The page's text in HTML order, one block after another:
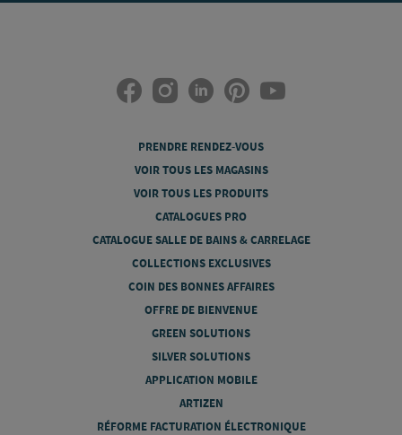
PRENDRE RENDEZ-VOUS
VOIR TOUS LES MAGASINS
VOIR TOUS LES PRODUITS
CATALOGUES PRO
CATALOGUE SALLE DE BAINS & CARRELAGE
COLLECTIONS EXCLUSIVES
COIN DES BONNES AFFAIRES
OFFRE DE BIENVENUE
GREEN SOLUTIONS
SILVER SOLUTIONS
APPLICATION MOBILE
ARTIZEN
RÉFORME FACTURATION ÉLECTRONIQUE